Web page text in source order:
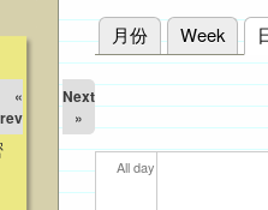
主要索引標籤
月份 Week
«
Next
»
All day